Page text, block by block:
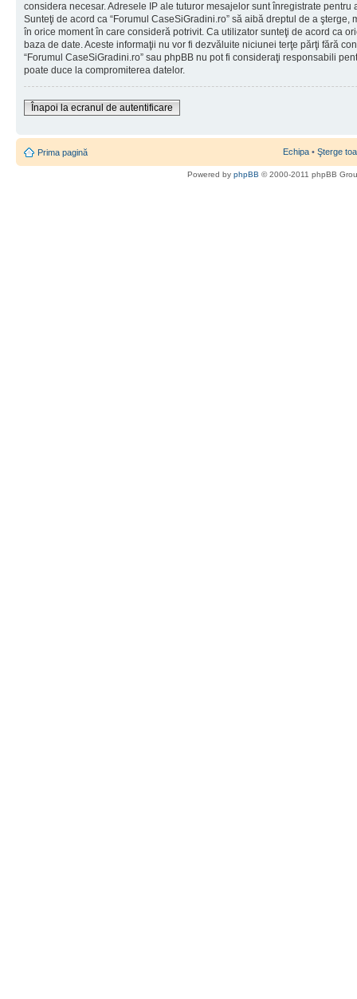
considera necesar. Adresele IP ale tuturor mesajelor sunt înregistrate
Sunteţi de acord ca “Forumul CaseSiGradini.ro” să aibă dreptul de a
în orice moment în care consideră potrivit. Ca utilizator sunteţi de acord ca
baza de date. Aceste informaţii nu vor fi dezvăluite niciunei terţe părţi fără
“Forumul CaseSiGradini.ro” sau phpBB nu pot fi consideraţi responsabili
poate duce la compromiterea datelor.
Înapoi la ecranul de autentificare
Prima pagină Echipa • Şterge
Powered by phpBB © 2000-2011 phpBB